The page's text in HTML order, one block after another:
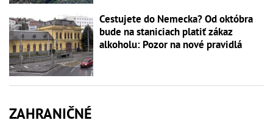
Cestujete do Nemecka? Od októbra
bude na staniciach platiť zákaz
alkoholu: Pozor na nové pravidlá
ZAHRANIČNÉ